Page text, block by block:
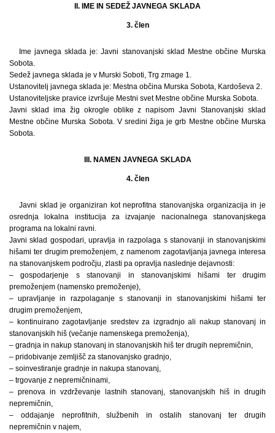
II. IME IN SEDEŽ JAVNEGA SKLADA
3. člen
Ime javnega sklada je: Javni stanovanjski sklad Mestne občine Murska
Sobota.
Sedež javnega sklada je v Murski Soboti, Trg zmage 1.
Ustanovitelj javnega sklada je: Mestna občina Murska Sobota, Kardoševa 2.
Ustanoviteljske pravice izvršuje Mestni svet Mestne občine Murska Sobota.
Javni sklad ima žig okrogle oblike z napisom Javni Stanovanjski sklad
Mestne občine Murska Sobota. V sredini žiga je grb Mestne občine Murska
Sobota.
III. NAMEN JAVNEGA SKLADA
4. člen
Javni sklad je organiziran kot neprofitna stanovanjska organizacija in je
osrednja lokalna institucija za izvajanje nacionalnega stanovanjskega
programa na lokalni ravni.
Javni sklad gospodari, upravlja in razpolaga s stanovanji in stanovanjskimi
hišami ter drugim premoženjem, z namenom zagotavljanja javnega interesa
na stanovanjskem področju, zlasti pa opravlja naslednje dejavnosti:
– gospodarjenje s stanovanji in stanovanjskimi hišami ter drugim
premoženjem (namensko premoženje),
– upravljanje in razpolaganje s stanovanji in stanovanjskimi hišami ter
drugim premoženjem,
– kontinuirano zagotavljanje sredstev za izgradnjo ali nakup stanovanj in
stanovanjskih hiš (večanje namenskega premoženja),
– gradnja in nakup stanovanj in stanovanjskih hiš ter drugih nepremičnin,
– pridobivanje zemljišč za stanovanjsko gradnjo,
– soinvestiranje gradnje in nakupa stanovanj,
– trgovanje z nepremičninami,
– prenova in vzdrževanje lastnih stanovanj, stanovanjskih hiš in drugih
nepremičnin,
– oddajanje neprofitnih, službenih in ostalih stanovanj ter drugih
nepremičnin v najem,